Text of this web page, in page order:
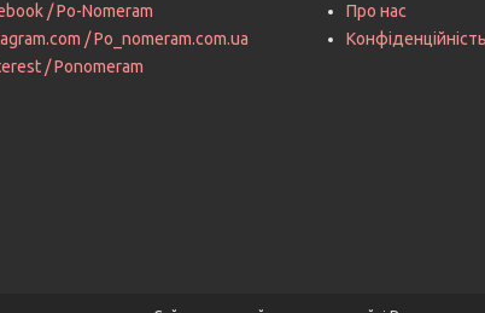
/ Po-Nomeram
/ Po_nomeram.com.ua
/ Ponomeram
Про нас
Конфіденційність